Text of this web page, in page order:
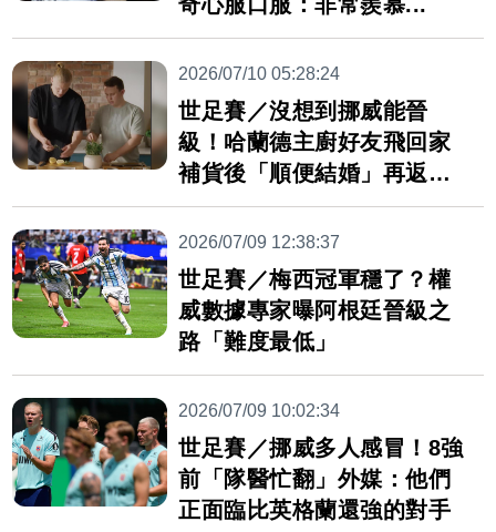
2026/07/10 05:28:24
世足賽／沒想到挪威能晉
級！哈蘭德主廚好友飛回家
補貨後「順便結婚」再返美
繼續上班
2026/07/09 12:38:37
世足賽／梅西冠軍穩了？權
威數據專家曝阿根廷晉級之
路「難度最低」
2026/07/09 10:02:34
世足賽／挪威多人感冒！8強
前「隊醫忙翻」外媒：他們
正面臨比英格蘭還強的對手